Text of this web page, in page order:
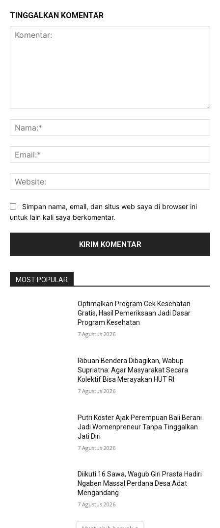
TINGGALKAN KOMENTAR
Simpan nama, email, dan situs web saya di browser ini
untuk lain kali saya berkomentar.
MOST POPULAR
Optimalkan Program Cek Kesehatan
Gratis, Hasil Pemeriksaan Jadi Dasar
Program Kesehatan
7 Agustus 2026
Ribuan Bendera Dibagikan, Wabup
Supriatna: Agar Masyarakat Secara
Kolektif Bisa Merayakan HUT RI
7 Agustus 2026
Putri Koster Ajak Perempuan Bali Berani
Jadi Womenpreneur Tanpa Tinggalkan
Jati Diri
7 Agustus 2026
Diikuti 16 Sawa, Wagub Giri Prasta Hadiri
Ngaben Massal Perdana Desa Adat
Mengandang
7 Agustus 2026